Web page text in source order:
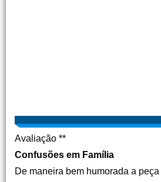
Avaliação **
Confusões em Família
De maneira bem humorada a peça